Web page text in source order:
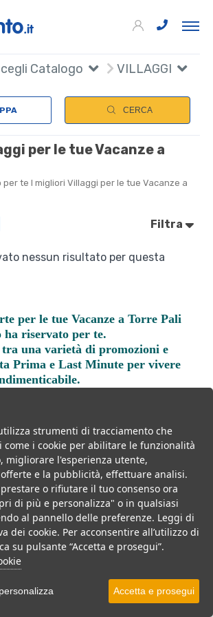
Catalogo VILLAGGI
CERCA
per le tue Vacanze a
te I migliori Villaggi per le tue Vacanze a
Filtra
nessun risultato per questa
per le tue Vacanze a Torre Pali
ha riservato per te.
tra una varietà di promozioni e
Prima e Last Minute per vivere
migliore per la tua prossima
vacanza.
selezionato per te le migliori mete, i
migliori offerte per il tuo prossimo viaggio.
strumenti di tracciamento che
come i cookie per abilitare le funzionalità
migliorare l'esperienza utente,
e la pubblicità, effettuare analisi.
o rifiutare il tuo consenso ora
di più e personalizza" o in qualsiasi
al pannello delle preferenze. Leggi di
dei cookie. Per acconsentire all’utilizzo di
su pulsante “Accetta e prosegui”.
Accetta e prosegui